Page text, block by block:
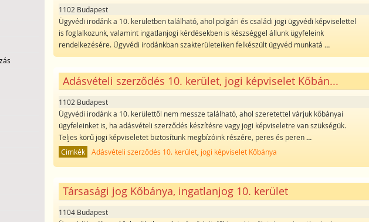
1102 Budapest
Ügyvédi irodánk a 10. kerületben található, ahol polgári és családi jogi ügyvédi képviselettel
is foglalkozunk, valamint ingatlanjogi kérdésekben is készséggel állunk ügyfeleink
rendelkezésére. Ügyvédi irodánkban szakterületeiken felkészült ügyvéd munkatá ...
Adásvételi szerződés 10. kerület, jogi képviselet Kőbán...
1102 Budapest
Ügyvédi irodánk a 10. kerülettől nem messze található, ahol szeretettel várjuk kőbányai
ügyfeleinket is, ha adásvételi szerződés készítésre vagy jogi képviseletre van szükségük.
Teljes körű jogi képviseletet biztosítunk megbízóink részére, peres és peren...
Cimkék Adásvételi szerződés 10. kerület, jogi képviselet Kőbánya
Társasági jog Kőbánya, ingatlanjog 10. kerület
1104 Budapest